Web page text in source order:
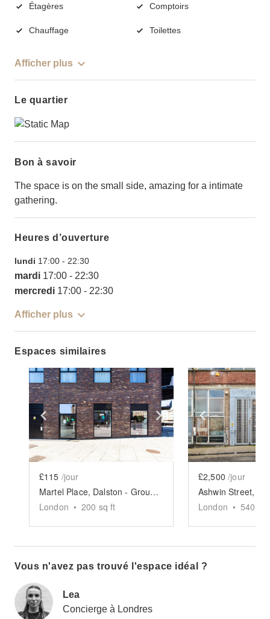
Étagères Comptoirs
Chauffage Toilettes
Afficher plus
Le quartier
Bon à savoir
The space is on the small side, amazing for a intimate
gathering.
Heures d’ouverture
lundi 17:00 - 22:30
mardi 17:00 - 22:30
mercredi 17:00 - 22:30
Afficher plus
Espaces similaires
Show previous slide Show next slide
£115 /jour
Martel Place, Dalston - Ground Floor Cafe or Retail Space
London • 200 sq ft
Show
£2,500 /jour
London • 5400
Vous n'avez pas trouvé l'espace idéal ?
Lea
Concierge à Londres